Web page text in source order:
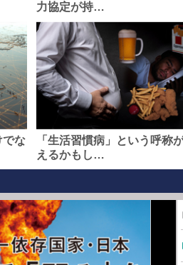
力協定が持…
でな
「生活習慣病」という呼称
えるかもし…